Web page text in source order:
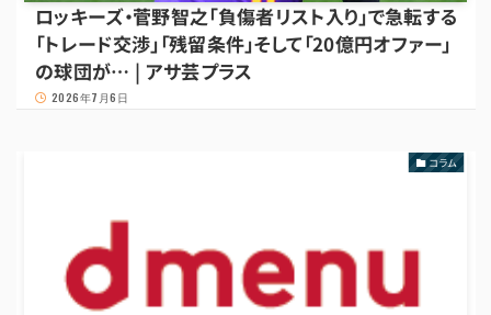
ロッキーズ・菅野智之「負傷者リスト入り」で急転する
「トレード交渉」「残留条件」そして「20億円オファー」
の球団が… | アサ芸プラス
2026年7月6日
コラム